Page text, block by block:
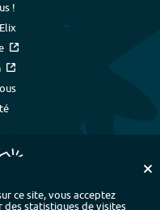
!
ce site, vous acceptez
des statistiques de visites